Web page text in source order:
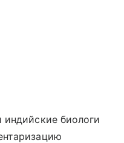
биологи